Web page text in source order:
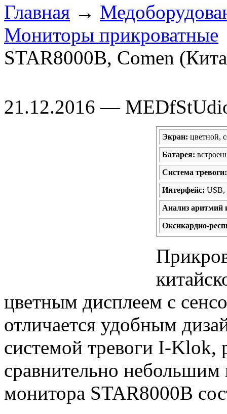
Главная →
Мониторы прикроватные
STAR8000B, Comen
21.12.2016 —
Экран: цветной,
Батарея:
Система тревоги:
Интерфейс: USB,
Анализ аритмий
Оксикардио-
цветным дисплеем с
отличается удобным
системой тревоги I-
сравнительно небольшим
монитора STAR8000B